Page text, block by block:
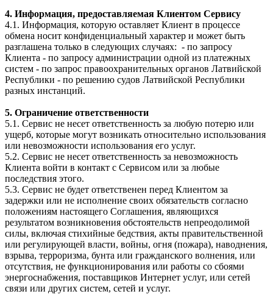
4. Информация, предоставляемая Клиентом Сервису
4.1. Информация, которую оставляет Клиент в процессе
обмена носит конфиденциальный характер и может быть
разглашена только в следующих случаях: - по запросу
Клиента - по запросу администрации одной из платежных
систем - по запрос правоохранительных органов Латвийской
Республики - по решению судов Латвийской Республики
разных инстанций.
5. Ограничение ответственности
5.1. Сервис не несет ответственность за любую потерю или
ущерб, которые могут возникать относительно использования
или невозможности использования его услуг.
5.2. Сервис не несет ответственность за невозможность
Клиента войти в контакт с Сервисом или за любые
последствия этого.
5.3. Сервис не будет ответственен перед Клиентом за
задержки или не исполнение своих обязательств согласно
положениям настоящего Соглашения, являющихся
результатом возникновения обстоятельств непреодолимой
силы, включая стихийные бедствия, акты правительственной
или регулирующей власти, войны, огня (пожара), наводнения,
взрыва, терроризма, бунта или гражданского волнения, или
отсутствия, не функционирования или работы со сбоями
энергоснабжения, поставщиков Интернет услуг, или сетей
связи или других систем, сетей и услуг.